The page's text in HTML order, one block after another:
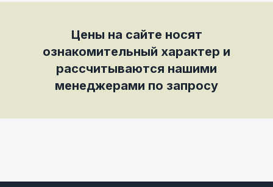
Цены на сайте носят
ознакомительный характер и
рассчитываются нашими
менеджерами по запросу